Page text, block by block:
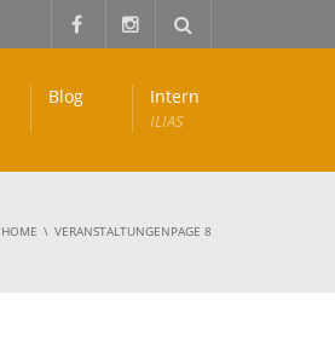
Blog Intern
ILIAS
HOME VERANSTALTUNGENPAGE 8